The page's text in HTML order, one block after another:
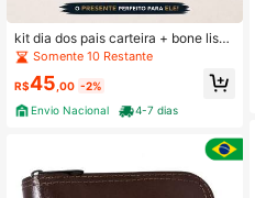
kit dia dos pais carteira + bone liso
em tactel
Somente 10 Restante
R$45 ,00 -2%
Envio Nacional
4-7 dias